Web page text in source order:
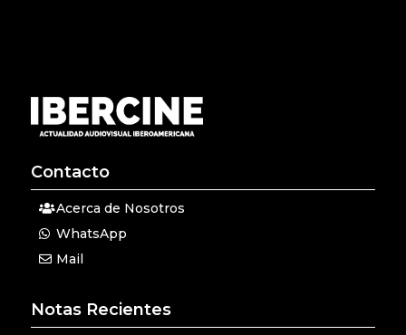
Contacto
Acerca de Nosotros
WhatsApp
Mail
Notas Recientes